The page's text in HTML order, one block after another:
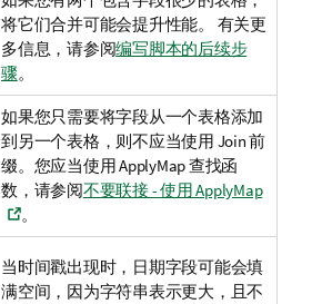
将它们合并可能会提升性能。 有关更
多信息，请参阅编写脚本的后续步
骤。
如果您只需要将字段从一个表格添加
到另一个表格，则不应当使用 Join前
缀。您应当使用ApplyMap查找函
数 ，请参阅不要联接 - 使用 ApplyMap
。
当时间戳出现时，日期字段可能会填
满空间，因为字符串表示更大，且不